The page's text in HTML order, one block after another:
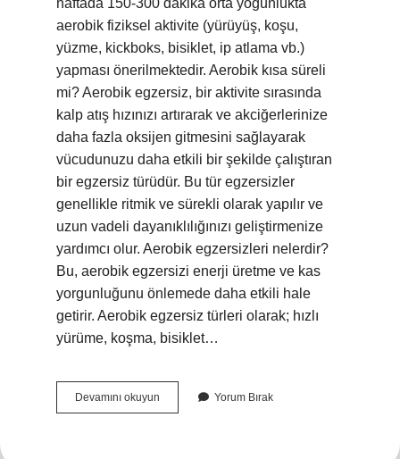
haftada 150-300 dakika orta yoğunlukta
aerobik fiziksel aktivite (yürüyüş, koşu,
yüzme, kickboks, bisiklet, ip atlama vb.)
yapması önerilmektedir. Aerobik kısa süreli
mi? Aerobik egzersiz, bir aktivite sırasında
kalp atış hızınızı artırarak ve akciğerlerinize
daha fazla oksijen gitmesini sağlayarak
vücudunuzu daha etkili bir şekilde çalıştıran
bir egzersiz türüdür. Bu tür egzersizler
genellikle ritmik ve sürekli olarak yapılır ve
uzun vadeli dayanıklılığınızı geliştirmenize
yardımcı olur. Aerobik egzersizleri nelerdir?
Bu, aerobik egzersizi enerji üretme ve kas
yorgunluğunu önlemede daha etkili hale
getirir. Aerobik egzersiz türleri olarak; hızlı
yürüme, koşma, bisiklet…
Devamını okuyun
Egzersiz
Yorum Bırak